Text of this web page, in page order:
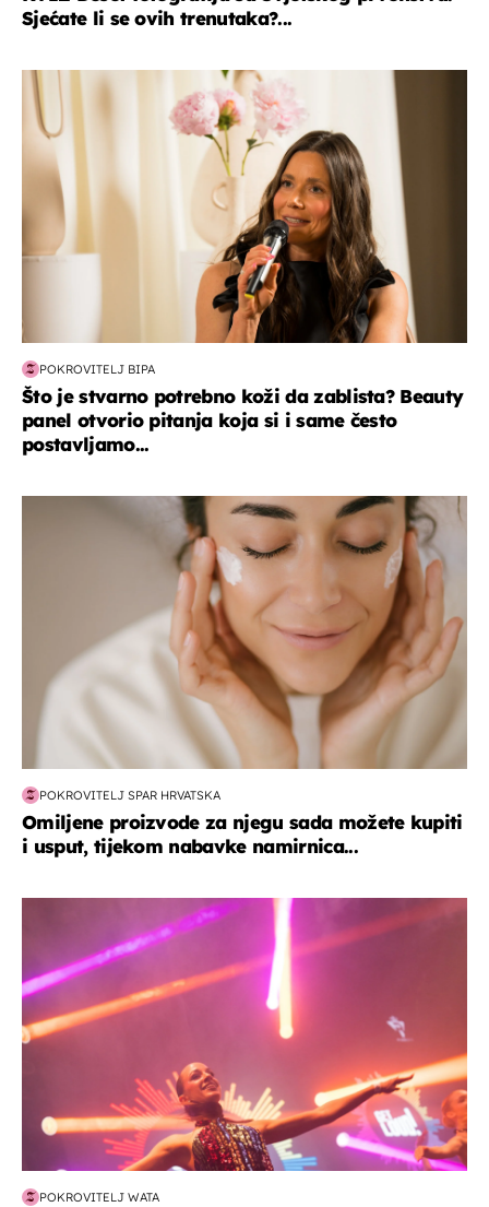
Sjećate li se ovih trenutaka?...
moda & ljepota
POKROVITELJ BIPA
Što je stvarno potrebno koži da zablista? Beauty
panel otvorio pitanja koja si i same često
postavljamo...
moda & ljepota
POKROVITELJ SPAR HRVATSKA
Omiljene proizvode za njegu sada možete kupiti
i usput, tijekom nabavke namirnica...
POKROVITELJ WATA